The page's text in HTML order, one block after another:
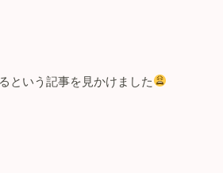
という記事を見かけました